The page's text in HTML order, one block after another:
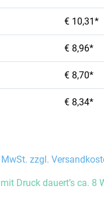
€ 10,31*
€ 8,96*
€ 8,70*
€ 8,34*
zzgl.
Druck dauert’s ca. 8